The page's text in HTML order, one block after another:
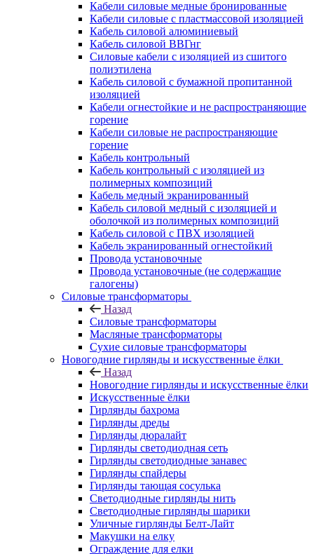
Кабели силовые медные бронированные
Кабели силовые с пластмассовой изоляцией
Кабель силовой алюминиевый
Кабель силовой ВВГнг
Силовые кабели с изоляцией из сшитого
полиэтилена
Кабель силовой с бумажной пропитанной
изоляцией
Кабели огнестойкие и не распространяющие
горение
Кабели силовые не распространяющие
горение
Кабель контрольный
Кабель контрольный с изоляцией из
полимерных композиций
Кабель медный экранированный
Кабель силовой медный с изоляцией и
оболочкой из полимерных композиций
Кабель силовой с ПВХ изоляцией
Кабель экранированный огнестойкий
Провода установочные
Провода установочные (не содержащие
галогены)
Силовые трансформаторы
Назад
Силовые трансформаторы
Масляные трансформаторы
Сухие силовые трансформаторы
Новогодние гирлянды и искусственные ёлки
Назад
Новогодние гирлянды и искусственные ёлки
Искусственные ёлки
Гирлянды бахрома
Гирлянды дреды
Гирлянды дюралайт
Гирлянды светодиодная сеть
Гирлянды светодиодные занавес
Гирлянды спайдеры
Гирлянды тающая сосулька
Светодиодные гирлянды нить
Светодиодные гирлянды шарики
Уличные гирлянды Белт-Лайт
Макушки на елку
Ограждение для елки